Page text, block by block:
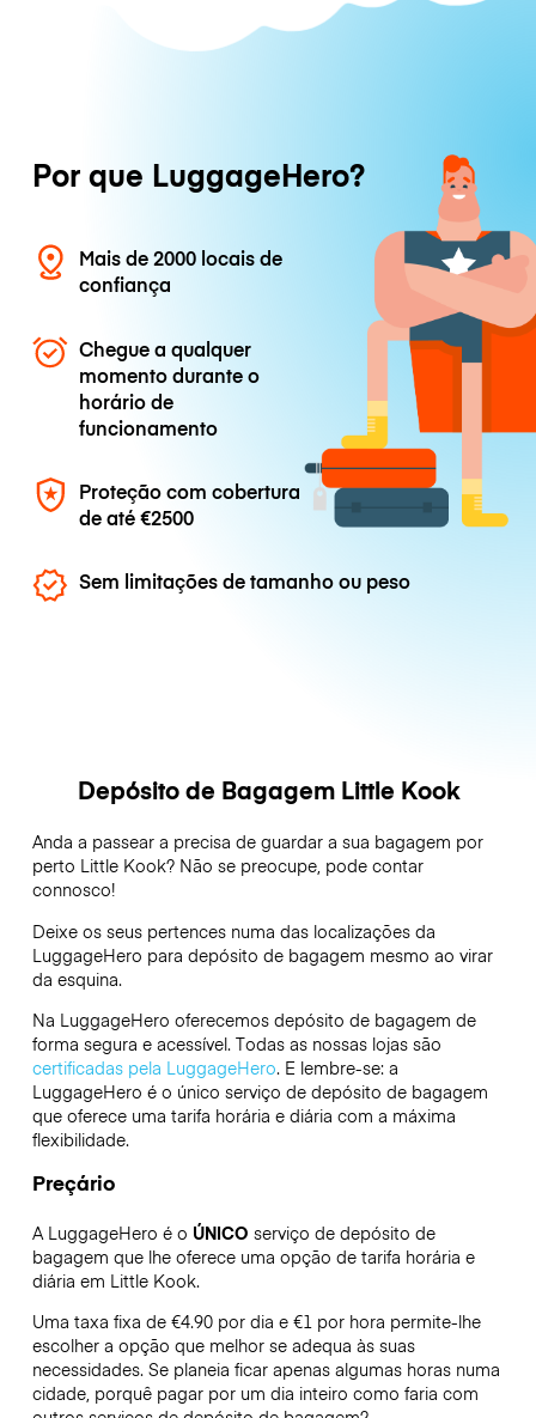
Por que LuggageHero?
Mais de 2000 locais de
confiança
Chegue a qualquer
momento durante o
horário de
funcionamento
Proteção com cobertura
de até€2500
Sem limitações de tamanho ou peso
Depósito de Bagagem Little Kook
Anda a passear a precisa de guardar a sua bagagem por
perto Little Kook? Não se preocupe, pode contar
connosco!
Deixe os seus pertences numa das localizações da
LuggageHero para depósito de bagagem mesmo ao virar
da esquina.
Na LuggageHero oferecemos depósito de bagagem de
forma segura e acessível. Todas as nossas lojas são
certificadas pela LuggageHero. E lembre-se: a
LuggageHero é o único serviço de depósito de bagagem
que oferece uma tarifa horária e diária com a máxima
flexibilidade.
Preçário
A LuggageHero é o ÚNICO serviço de depósito de
bagagem que lhe oferece uma opção de tarifa horária e
diária em Little Kook.
Uma taxa fixa de €4.90 por dia e €1 por hora permite-lhe
escolher a opção que melhor se adequa às suas
necessidades. Se planeia ficar apenas algumas horas numa
cidade, porquê pagar por um dia inteiro como faria com